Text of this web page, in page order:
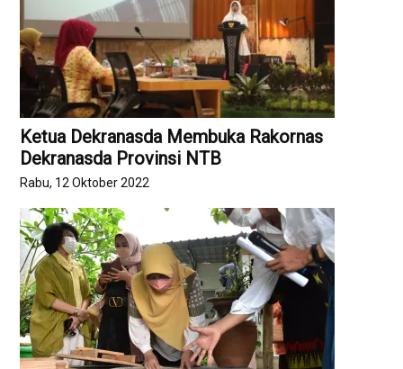
Ketua Dekranasda Membuka Rakornas
Dekranasda Provinsi NTB
Rabu, 12 Oktober 2022